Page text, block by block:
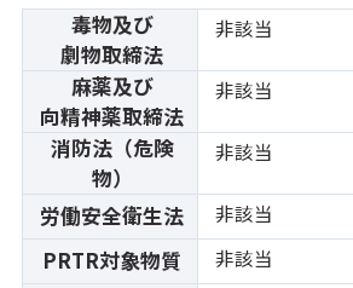
毒物及び
劇物取締法
非該当
麻薬及び
向精神薬取締法
非該当
消防法（危険
物）
非該当
労働安全衛生法 非該当
PRTR対象物質 非該当